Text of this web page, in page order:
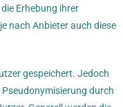
Erhebung ihrer
nach Anbieter auch diese
gespeichert. Jedoch
durch